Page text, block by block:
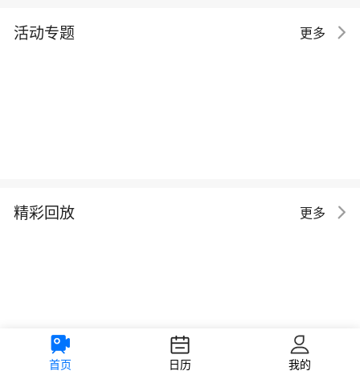
活动专题 更多
精彩回放 更多
首页 日历 我的